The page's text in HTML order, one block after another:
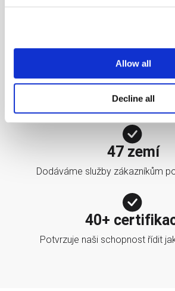
Allow all
Decline all
Pomáháme firmám maximalizovat
2 000+
Dokazuje potenciál cloudových
47 zemí
Dodáváme služby zákazníkům
40+
Potvrzuje naši schopnost řídit